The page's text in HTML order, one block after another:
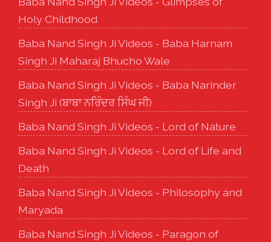
Holy Childhood
Baba Nand Singh Ji Videos - Baba Harnam
Singh Ji Maharaj Bhucho Wale
Baba Nand Singh Ji Videos - Baba Narinder
Singh Ji (ਬਾਬਾ ਨਰਿੰਦਰ ਸਿੰਘ ਜੀ)
Baba Nand Singh Ji Videos - Lord of Nature
Baba Nand Singh Ji Videos - Lord of Life and
Death
Baba Nand Singh Ji Videos - Philosophy and
Maryada
Baba Nand Singh Ji Videos - Paragon of